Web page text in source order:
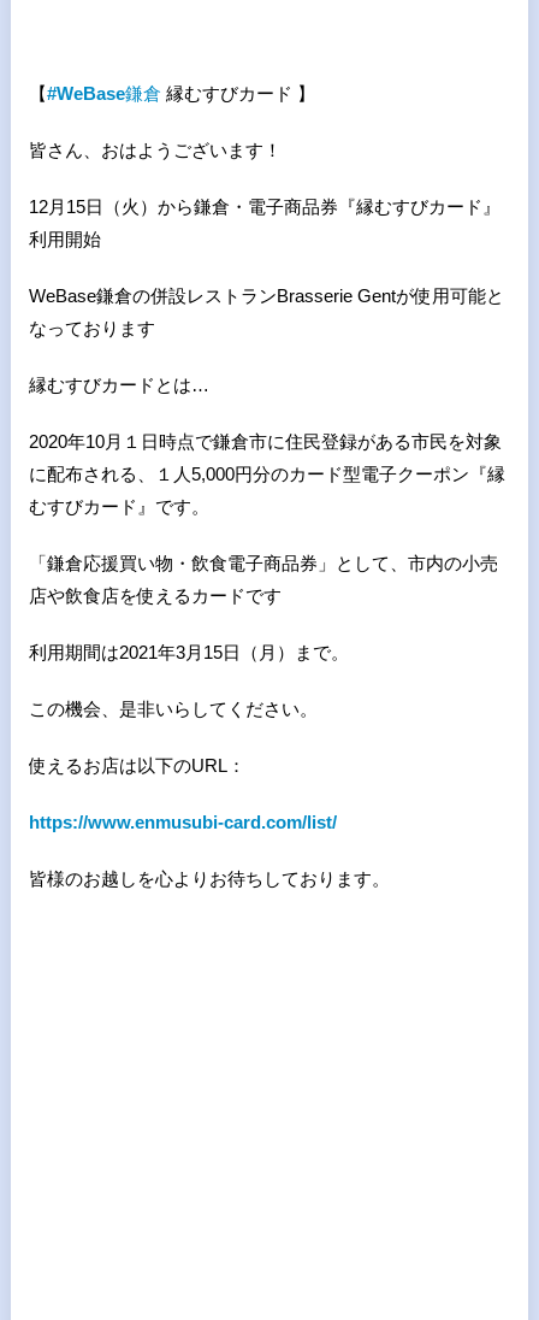
【#WeBase鎌倉 縁むすびカード 】
皆さん、おはようございます！
12月15日（火）から鎌倉・電子商品券『縁むすびカード』
利用開始
WeBase鎌倉の併設レストランBrasserie Gentが使用可能と
なっております
縁むすびカードとは…
2020年10月１日時点で鎌倉市に住民登録がある市民を対象
に配布される、１人5,000円分のカード型電子クーポン『縁
むすびカード』です。
「鎌倉応援買い物・飲食電子商品券」として、市内の小売
店や飲食店を使えるカードです
利用期間は2021年3月15日（月）まで。
この機会、是非いらしてください。
使えるお店は以下のURL：
https://www.enmusubi-card.com/list/
皆様のお越しを心よりお待ちしております。